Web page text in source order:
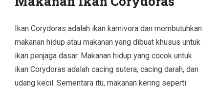
Ikan Corydoras adalah ikan karnivora dan membutuhkan
makanan hidup atau makanan yang dibuat khusus untuk
ikan penjaga dasar. Makanan hidup yang cocok untuk
ikan Corydoras adalah cacing sutera, cacing darah, dan
udang kecil. Sementara itu, makanan kering seperti